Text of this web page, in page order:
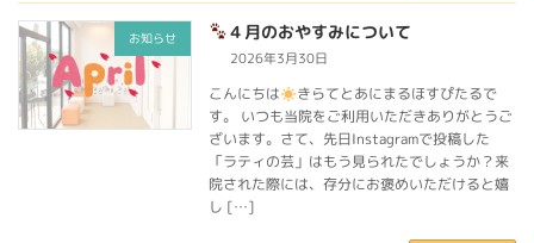
お知らせ ４月のおやすみについて
2026年3月30日
こんにちは
きらてとあにまるほすぴたるで
す。 いつも当院をご利用いただきありがとうご
ざいます。さて、先日Instagramで投稿した
「ラティの芸」はもう見られたでしょうか？来
院された際には、存分にお褒めいただけると嬉
し […]